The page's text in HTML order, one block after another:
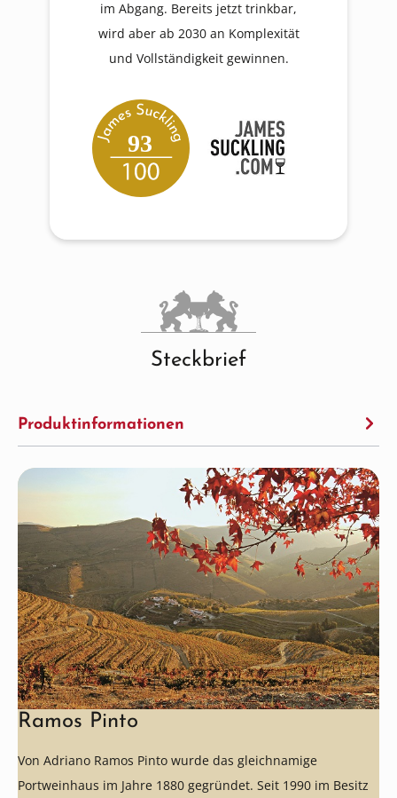
im Abgang. Bereits jetzt trinkbar,
wird aber ab 2030 an Komplexität
und Vollständigkeit gewinnen.
93
Steckbrief
Produktinformationen
Ramos Pinto
Von Adriano Ramos Pinto wurde das gleichnamige
Portweinhaus im Jahre 1880 gegründet. Seit 1990 im Besitz